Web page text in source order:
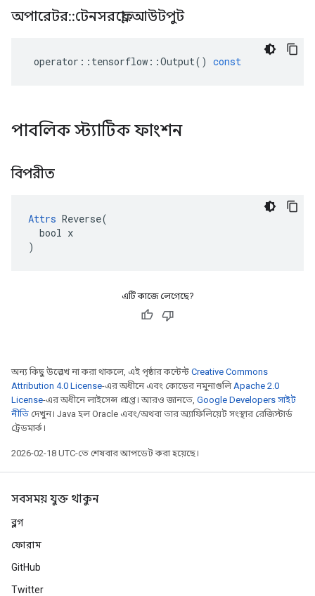
অপারেটর::টেনসরফ্লো::আউটপুট
operator :: tensorflow ::Output() const
পাবলিক স্ট্যাটিক ফাংশন
বিপরীত
Attrs Reverse(
  bool x
)
এটি কাজে লেগেছে?
অন্য কিছু উল্লেখ না করা থাকলে, এই পৃষ্ঠার কন্টেন্ট Creative Commons
Attribution 4.0 License-এর অধীনে এবং কোডের নমুনাগুলিApache 2.0
License-এর অধীনে লাইসেন্স প্রাপ্ত। আরও জানতে, Google Developers সাইট
নীতি দেখুন। Java হল Oracle এবং/অথবা তার অ্যাফিলিয়েট সংস্থার রেজিস্টার্ড
ট্রেডমার্ক।
2026-02-18 UTC-তে শেষবার আপডেট করা হয়েছে।
সবসময় যুক্ত থাকুন
ব্লগ
ফোরাম
GitHub
Twitter